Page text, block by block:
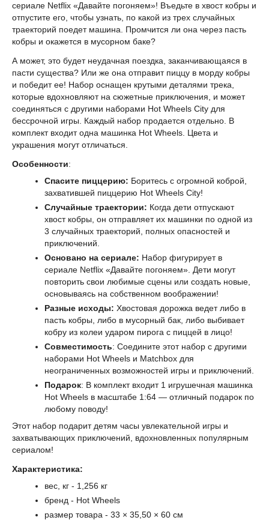
сериале Netflix «Давайте погоняем»! Въедьте в хвост кобры и
отпустите его, чтобы узнать, по какой из трех случайных
траекторий поедет машина. Промчится ли она через пасть
кобры и окажется в мусорном баке?
А может, это будет неудачная поездка, заканчивающаяся в
пасти существа? Или же она отправит пиццу в морду кобры
и победит ее! Набор оснащен крутыми деталями трека,
которые вдохновляют на сюжетные приключения, и может
соединяться с другими наборами Hot Wheels City для
бессрочной игры. Каждый набор продается отдельно. В
комплект входит одна машинка Hot Wheels. Цвета и
украшения могут отличаться.
Особенности:
Спасите пиццерию: Боритесь с огромной коброй,
захватившей пиццерию Hot Wheels City!
Случайные траектории: Когда дети отпускают
хвост кобры, он отправляет их машинки по одной из
3 случайных траекторий, полных опасностей и
приключений.
Основано на сериале: Набор фигурирует в
сериале Netflix «Давайте погоняем». Дети могут
повторить свои любимые сцены или создать новые,
основываясь на собственном воображении!
Разные исходы: Хвостовая дорожка ведет либо в
пасть кобры, либо в мусорный бак, либо выбивает
кобру из колеи ударом пирога с пиццей в лицо!
Совместимость: Соедините этот набор с другими
наборами Hot Wheels и Matchbox для
неограниченных возможностей игры и приключений.
Подарок: В комплект входит 1 игрушечная машинка
Hot Wheels в масштабе 1:64 — отличный подарок по
любому поводу!
Этот набор подарит детям часы увлекательной игры и
захватывающих приключений, вдохновленных популярным
сериалом!
Характеристика:
вес, кг - 1,256 кг
бренд - Hot Wheels
размер товара - 33 × 35,50 × 60 см